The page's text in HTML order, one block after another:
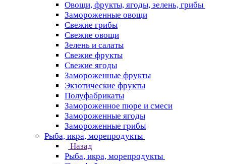
Овощи, фрукты, ягоды, зелень, грибы
Замороженные овощи
Свежие грибы
Свежие овощи
Зелень и салаты
Свежие фрукты
Свежие ягоды
Замороженные фрукты
Экзотические фрукты
Полуфабрикаты
Замороженное пюре и смеси
Замороженные ягоды
Замороженные грибы
Рыба, икра, морепродукты
Назад
Рыба, икра, морепродукты